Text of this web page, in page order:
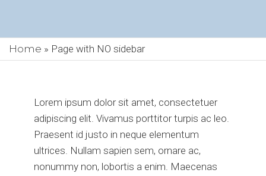
Home » Page with NO sidebar
Lorem ipsum dolor sit amet, consectetuer
adipiscing elit. Vivamus porttitor turpis ac leo.
Praesent id justo in neque elementum
ultrices. Nullam sapien sem, ornare ac,
nonummy non, lobortis a enim. Maecenas